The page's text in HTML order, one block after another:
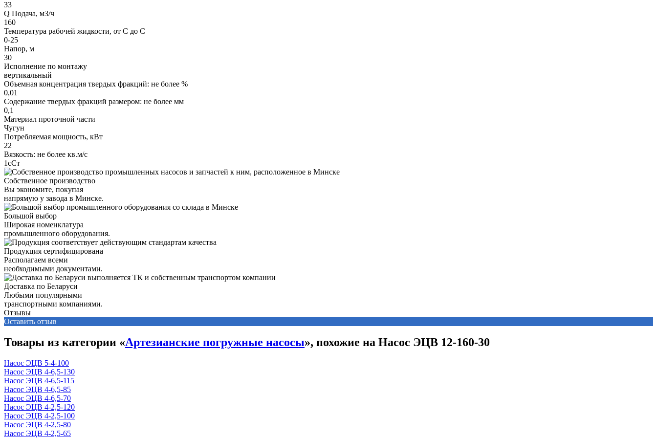
33
Q Подача, м3/ч
160
Температура рабочей жидкости, от С до С
0-25
Напор, м
30
Исполнение по монтажу
вертикальный
Объемная концентрация твердых фракций: не более %
0,01
Содержание твердых фракций размером: не более мм
0,1
Материал проточной части
Чугун
Потребляемая мощность, кВт
22
Вязкость: не более кв.м/с
1сСт
Собственное производство
Вы экономите, покупая
напрямую у завода в Минске.
Большой выбор
Широкая номенклатура
промышленного оборудования.
Продукция сертифицирована
Располагаем всеми
необходимыми документами.
Доставка по Беларуси
Любыми популярными
транспортными компаниями.
Отзывы
Оставить отзыв
Товары из категории «Артезианские погружные насосы», похожие на Насос ЭЦВ 12-160-30
Насос ЭЦВ 5-4-100
Насос ЭЦВ 4-6,5-130
Насос ЭЦВ 4-6,5-115
Насос ЭЦВ 4-6,5-85
Насос ЭЦВ 4-6,5-70
Насос ЭЦВ 4-2,5-120
Насос ЭЦВ 4-2,5-100
Насос ЭЦВ 4-2,5-80
Насос ЭЦВ 4-2,5-65